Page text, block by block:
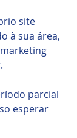
site
à sua área,
parcial
esperar